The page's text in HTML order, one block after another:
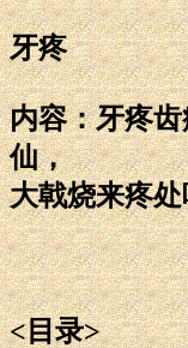
牙疼
内容：牙疼
仙，
大戟烧来疼
<目录>